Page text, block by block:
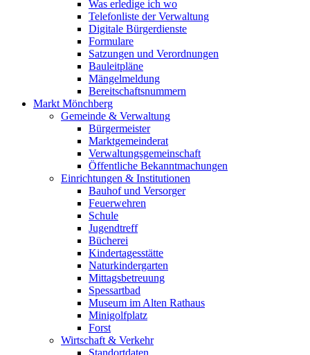
Was erledige ich wo
Telefonliste der Verwaltung
Digitale Bürgerdienste
Formulare
Satzungen und Verordnungen
Bauleitpläne
Mängelmeldung
Bereitschaftsnummern
Markt Mönchberg
Gemeinde & Verwaltung
Bürgermeister
Marktgemeinderat
Verwaltungsgemeinschaft
Öffentliche Bekanntmachungen
Einrichtungen & Institutionen
Bauhof und Versorger
Feuerwehren
Schule
Jugendtreff
Bücherei
Kindertagesstätte
Naturkindergarten
Mittagsbetreuung
Spessartbad
Museum im Alten Rathaus
Minigolfplatz
Forst
Wirtschaft & Verkehr
Standortdaten